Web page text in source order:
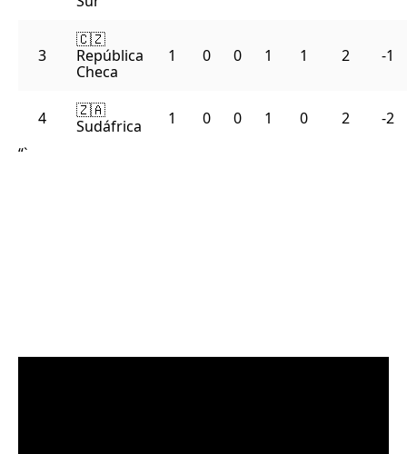
3
🇨🇿
República
Checa
1 0 0 1 1 2 -1
4
🇿🇦
Sudáfrica
1 0 0 1 0 2
-2
“`